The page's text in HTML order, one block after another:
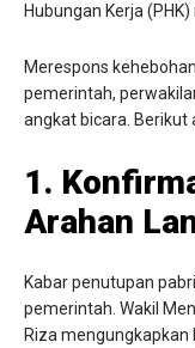
Hubungan Kerja (PHK)
Merespons
pemerintah,
angkat bicara. Berikut
1.
Arahan
Kabar penutupan
pemerintah. Wakil
Riza